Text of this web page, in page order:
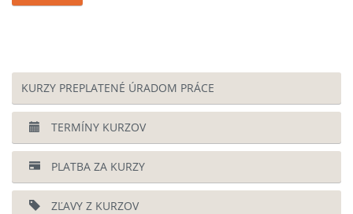
KURZY PREPLATENÉ ÚRADOM PRÁCE
TERMÍNY KURZOV
PLATBA ZA KURZY
ZĽAVY Z KURZOV